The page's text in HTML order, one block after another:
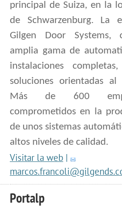
principal de Suiza, en la
de Schwarzenburg. La
Gilgen Door Systems,
amplia gama de
instalaciones
soluciones orientadas al
Más de 600
comprometidos en la
de unos sistemas
altos niveles de calidad.
Visitar la web |
Portalp